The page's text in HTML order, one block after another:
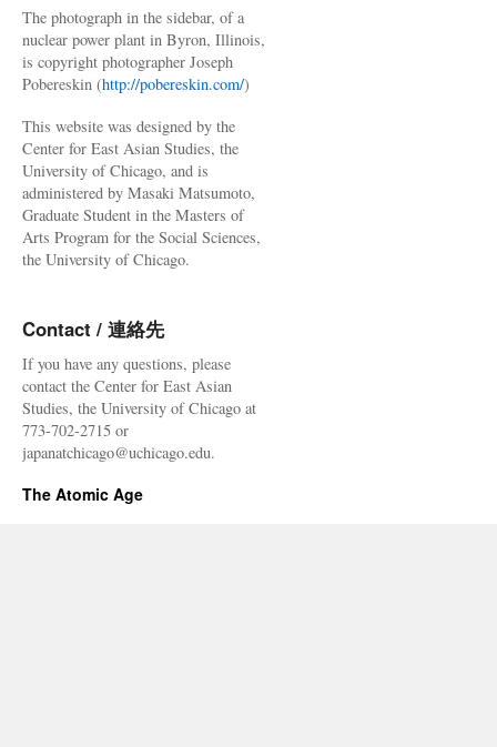
The photograph in the sidebar, of a
nuclear power plant in Byron, Illinois,
is copyright photographer Joseph
Pobereskin (http://pobereskin.com/)
This website was designed by the
Center for East Asian Studies, the
University of Chicago, and is
administered by Masaki Matsumoto,
Graduate Student in the Masters of
Arts Program for the Social Sciences,
the University of Chicago.
Contact / 連絡先
If you have any questions, please
contact the Center for East Asian
Studies, the University of Chicago at
773-702-2715 or
japanatchicago@uchicago.edu.
The Atomic Age